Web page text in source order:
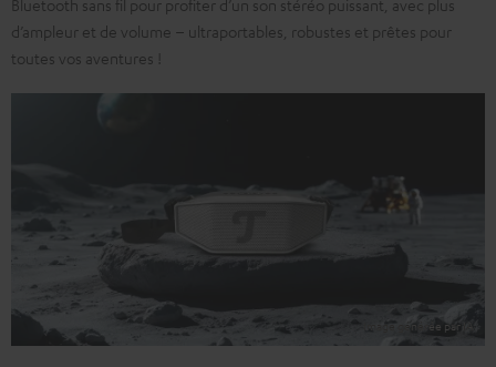
Bluetooth sans fil pour profiter d’un son stéréo puissant, avec plus
d’ampleur et de volume – ultraportables, robustes et prêtes pour
toutes vos aventures !